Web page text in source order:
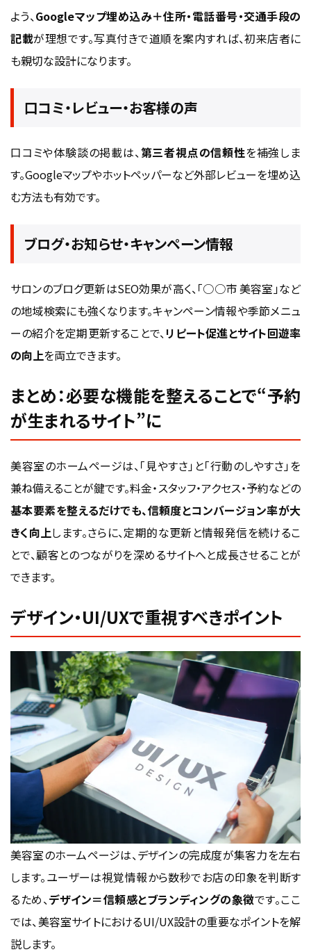
よう、Googleマップ埋め込み＋住所・電話番号・交通手段の
記載が理想です。写真付きで道順を案内すれば、初来店者に
も親切な設計になります。
口コミ・レビュー・お客様の声
口コミや体験談の掲載は、第三者視点の信頼性を補強しま
す。Googleマップやホットペッパーなど外部レビューを埋め込
む方法も有効です。
ブログ・お知らせ・キャンペーン情報
サロンのブログ更新はSEO効果が高く、「○○市 美容室」など
の地域検索にも強くなります。キャンペーン情報や季節メニュ
ーの紹介を定期更新することで、 リピート促進とサイト回遊率
の向上を両立できます。
まとめ：必要な機能を整えることで“予約
が生まれるサイト”に
美容室のホームページは、「見やすさ」と「行動のしやすさ」を
兼ね備えることが鍵です。料金・スタッフ・アクセス・予約などの
基本要素を整えるだけでも、信頼度とコンバージョン率が大
きく向上します。さらに、定期的な更新と情報発信を続けるこ
とで、顧客とのつながりを深めるサイトへと成長させることが
できます。
デザイン・UI/UXで重視すべきポイント
美容室のホームページは、デザインの完成度が集客力を左右
します。ユーザーは視覚情報から数秒でお店の印象を判断す
るため、デザイン＝信頼感とブランディングの象徴です。ここ
では、美容室サイトにおけるUI/UX設計の重要なポイントを解
説します。